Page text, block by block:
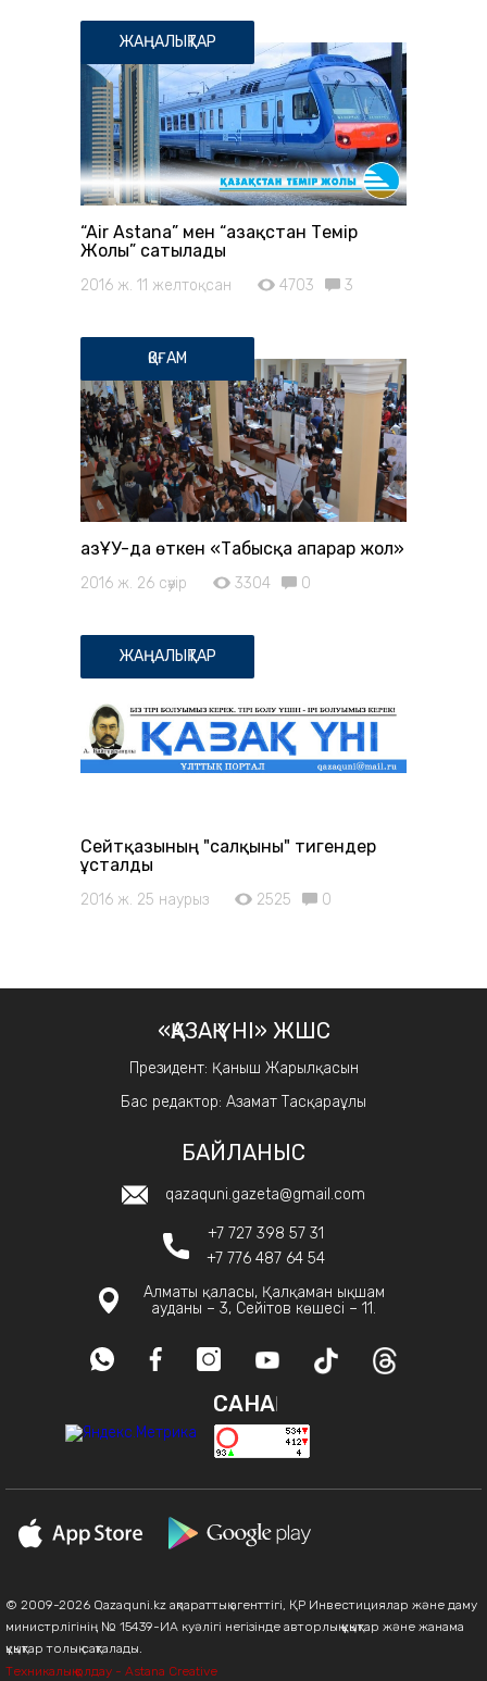
ЖАҢАЛЫҚТАР
“Air Astana” мен “Қазақстан Темір
Жолы” сатылады
2016 ж. 11 желтоқсан 4703 3
ҚОҒАМ
ҚазҰУ-да өткен «Табысқа апарар жол»
2016 ж. 26 сәуір 3304 0
ЖАҢАЛЫҚТАР
Сейтқазының "салқыны" тигендер
ұсталды
2016 ж. 25 наурыз 2525 0
«ҚАЗАҚ ҮНІ» ЖШС
Президент: Қаныш Жарылқасын
Бас редактор: Азамат Тасқараұлы
БАЙЛАНЫС
qazaquni.gazeta@gmail.com
+7 727 398 57 31
+7 776 487 64 54
Алматы қаласы, Қалқаман ықшам
ауданы – 3, Сейітов көшесі – 11.
САНАҚ
© 2009-2026 Qazaquni.kz ақпараттық агенттігі, ҚР Инвестициялар және даму
министрлігінің № 15439-ИА куәлігі негізінде авторлық құқықтар және жанама
құқықтар толық сақталады.
Техникалық қолдау - Astana Creative